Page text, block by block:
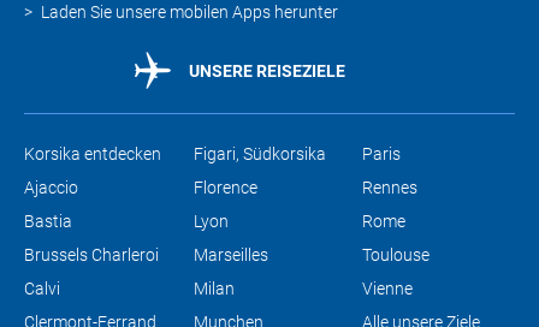
Laden Sie unsere mobilen Apps herunter
UNSERE REISEZIELE
Korsika entdecken
Ajaccio
Bastia
Brussels Charleroi
Calvi
Clermont-Ferrand
Figari, Südkorsika
Florence
Lyon
Marseilles
Milan
Munchen
Paris
Rennes
Rome
Toulouse
Vienne
Alle unsere Ziele